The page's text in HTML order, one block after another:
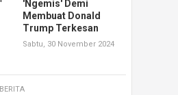
'Ngemis' Demi
Membuat Donald
Trump Terkesan
Sabtu, 30 November 2024
BERITA